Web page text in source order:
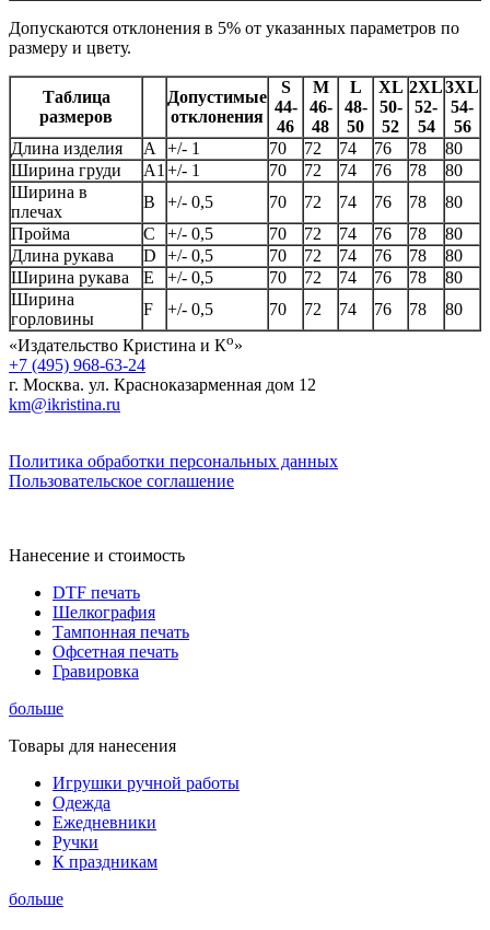
Допускаются отклонения в 5% от указанных параметров по
размеру и цвету.
Таблица
размеров
Допустимые
отклонения
S
44-
46
M
46-
48
L
48-
50
XL
50-
52
2XL
52-
54
3XL
54-
56
Длина изделия
А +/- 1 70 72 74 76 78
80
Ширина груди
А1 +/- 1 70 72 74 76 78
80
Ширина в
плечах
B +/- 0,5 70 72 74 76 78
80
Пройма
C +/- 0,5 70 72 74 76 78
80
Длина рукава
D +/- 0,5 70 72 74 76 78
80
Ширина рукава
E +/- 0,5 70 72 74 76 78
80
Ширина
горловины
F +/- 0,5 70 72 74 76 78
80
«Издательство Кристина и Ко»
+7 (495) 968-63-24
г. Москва. ул. Красноказарменная дом 12
km@ikristina.ru
Политика обработки персональных данных
Пользовательское соглашение
Нанесение и стоимость
DTF печать
Шелкография
Тампонная печать
Офсетная печать
Гравировка
больше
Товары для нанесения
Игрушки ручной работы
Одежда
Ежедневники
Ручки
К праздникам
больше